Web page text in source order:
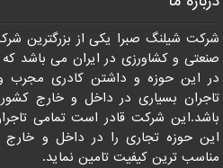
شرکت شیلنگ صبرا یکی از بزرگترین
صنعتی و کشاورزی در ایران می باشد
در این حوزه و داشتن کادری مجرب و
تاجران بسیاری در داخل و خارج
باشد.این شرکت قادر است تمامی
این حوزه تجاری را در داخل و
مناسب ترین کیفیت تامین نماید.